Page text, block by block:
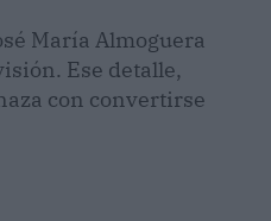
María Almoguera
Ese detalle,
con convertirse